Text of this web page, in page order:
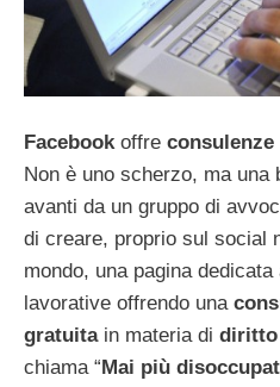
Facebook offre
Non è uno scherzo, ma
avanti da un gruppo di
di creare, proprio sul social
mondo, una pagina
lavorative offrendo una
gratuitain materia di diritto
chiama “ Mai più